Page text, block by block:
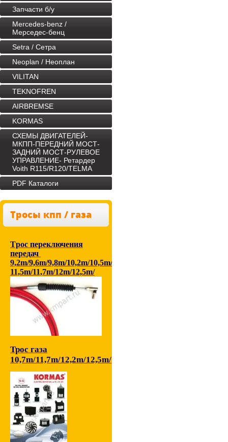
Запчасти б/у
Mercedes-benz /
Мерседес-бенц
Setra / Сетра
Neoplan / Неоплан
VILITAN
TEKNOFREN
AIRBREMSE
KORMAS
СХЕМЫ ДВИГАТЕЛЕЙ-
МКПП-ПЕРЕДНИЙ МОСТ-
ЗАДНИЙ МОСТ-РУЛЕВОЕ
УПРАВЛЕНИЕ- Ретардер
Voith R115/R120/TELMA
PDF Каталоги
Тросы кпп / газа
Tрос переключения
передач
9,2m/9,6m/9,8m/10,2m/10,5m/
11,5m/11,7m/12m/12,5m/
Трос газа
10,7m/11,7m/12,2m/12,5m/